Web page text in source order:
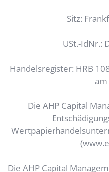
Sitz:
USt.-IdNr.:
Handelsregister: HRB
am
Die AHP Capital
Die AHP Capital